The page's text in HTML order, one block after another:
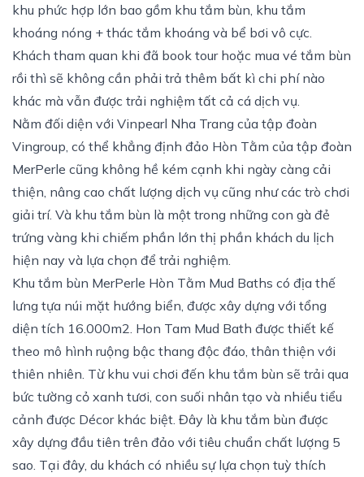
khu phức hợp lớn bao gồm khu tắm bùn, khu tắm
khoáng nóng + thác tắm khoáng và bể bơi vô cực.
Khách tham quan khi đã book tour hoặc mua vé tắm bùn
rồi thì sẽ không cần phải trả thêm bất kì chi phí nào
khác mà vẫn được trải nghiệm tất cả cá dịch vụ.
Nằm đối diện với Vinpearl Nha Trang của tập đoàn
Vingroup, có thể khẳng định đảo Hòn Tằm của tập đoàn
MerPerle cũng không hề kém cạnh khi ngày càng cải
thiện, nâng cao chất lượng dịch vụ cũng như các trò chơi
giải trí. Và khu tắm bùn là một trong những con gà đẻ
trứng vàng khi chiếm phần lớn thị phần khách du lịch
hiện nay và lựa chọn để trải nghiệm.
Khu tắm bùn MerPerle Hòn Tằm Mud Baths có địa thế
lưng tựa núi mặt hướng biển, được xây dựng với tổng
diện tích 16.000m2. Hon Tam Mud Bath được thiết kế
theo mô hình ruộng bậc thang độc đáo, thân thiện với
thiên nhiên. Từ khu vui chơi đến khu tắm bùn sẽ trải qua
bức tường cỏ xanh tươi, con suối nhân tạo và nhiều tiểu
cảnh được Décor khác biệt. Đây là khu tắm bùn được
xây dựng đầu tiên trên đảo với tiêu chuẩn chất lượng 5
sao. Tại đây, du khách có nhiều sự lựa chọn tuỳ thích